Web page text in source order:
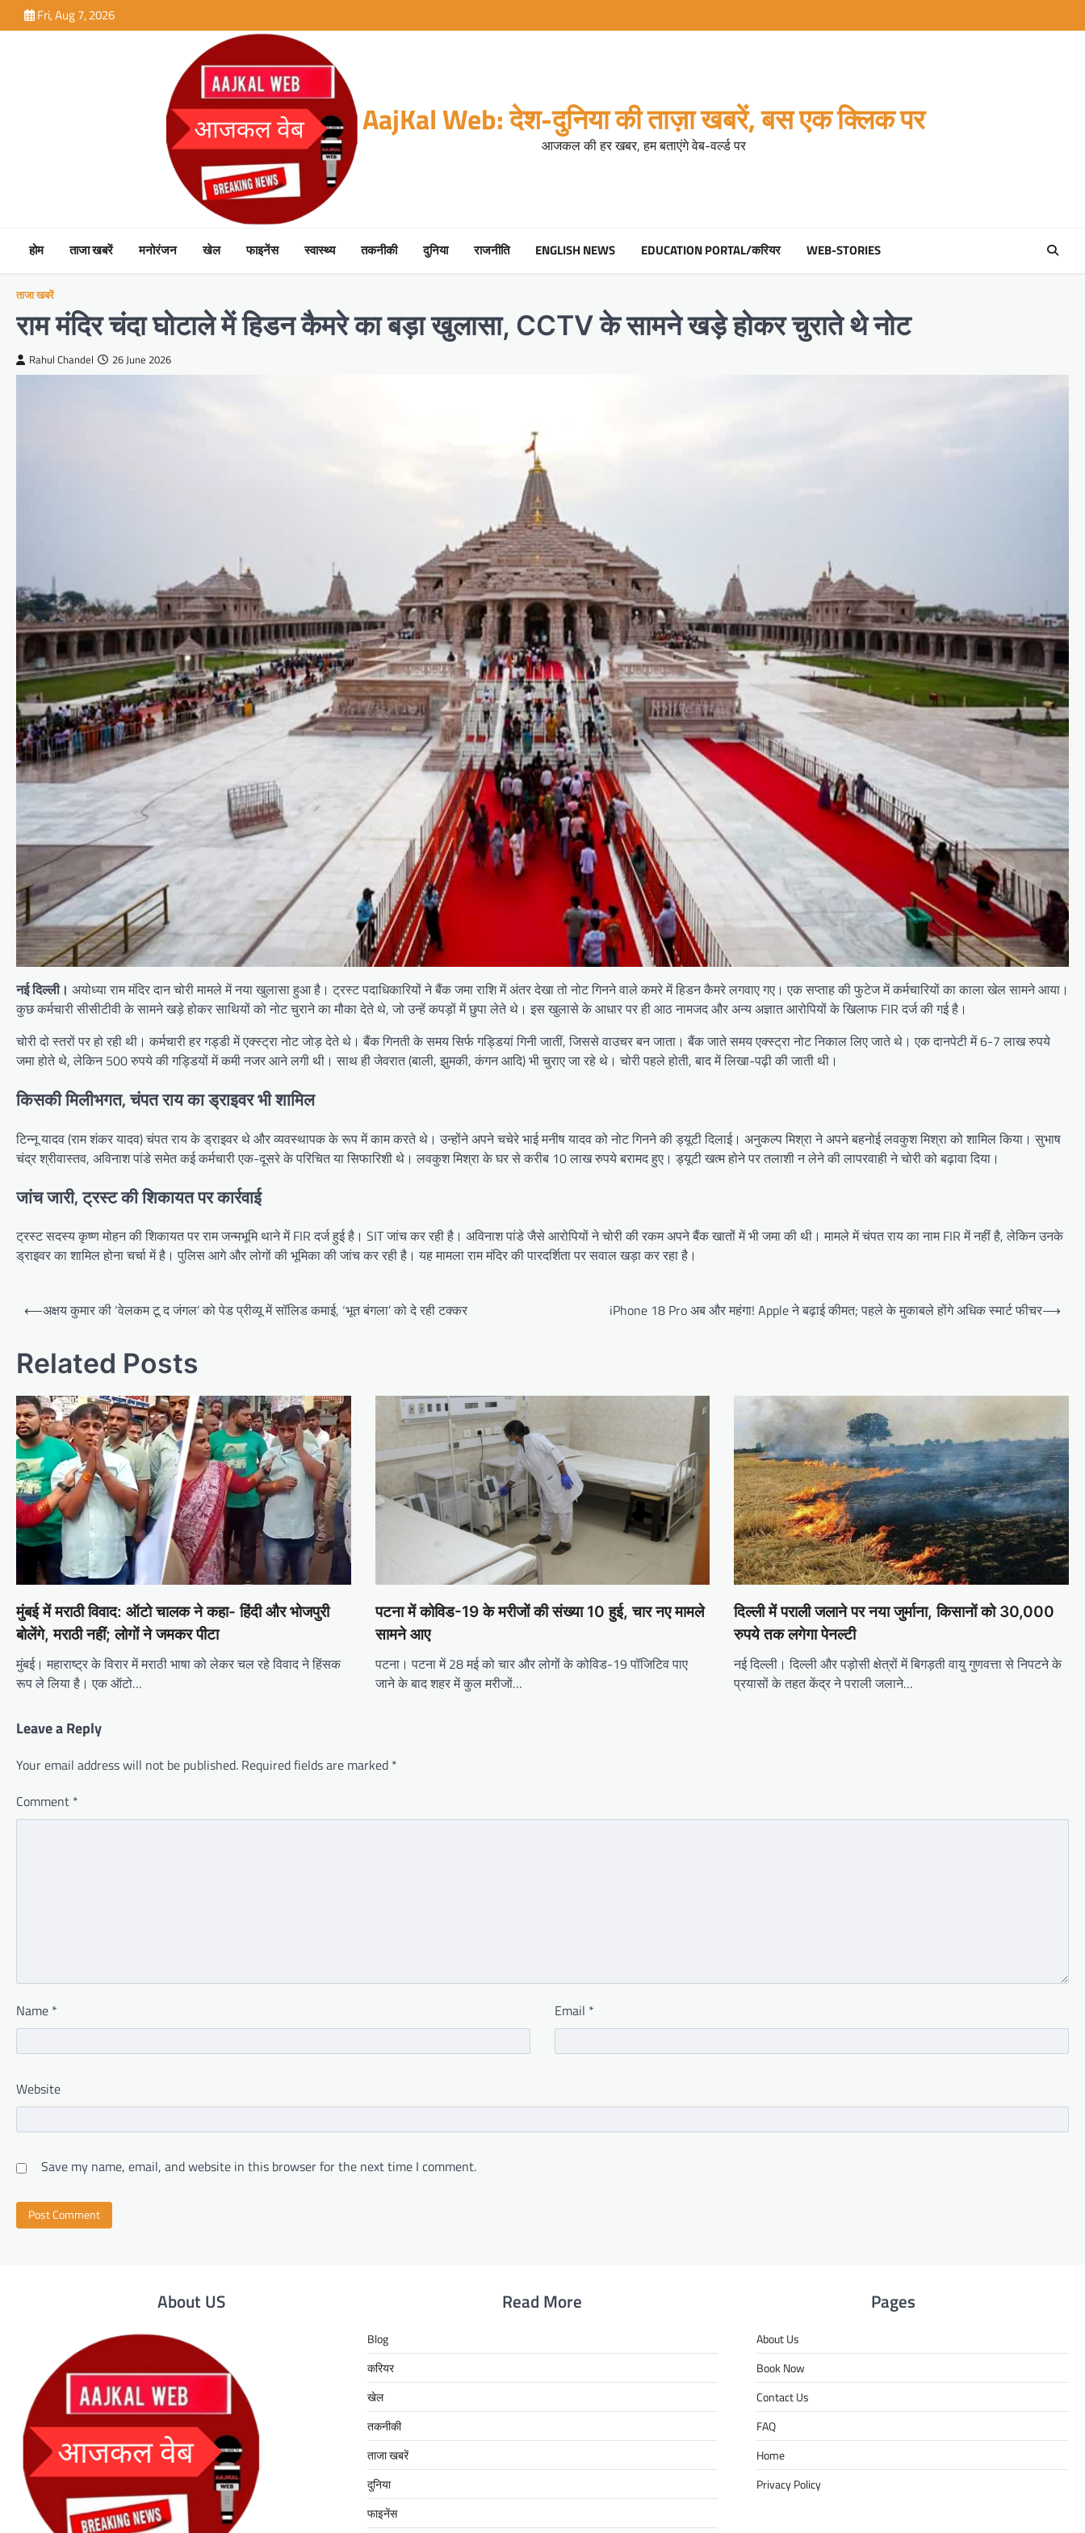
to
Fri, Aug 7, 2026
AajKal Web: देश-दुनिया की ताज़ा खबरें, बस एक क्लिक पर
आजकल की हर खबर, हम बताएंगे वेब-वर्ल्ड पर
होम ताजा खबरें मनोरंजन खेल फाइनेंस स्वास्थ्य तकनीकी दुनिया राजनीति ENGLISH NEWS EDUCATION PORTAL/करियर WEB-STORIES
ताजा खबरें
राम मंदिर चंदा घोटाले में हिडन कैमरे का बड़ा खुलासा, CCTV के सामने खड़े होकर चुराते थे नोट
Rahul Chandel 26 June 2026
नई दिल्ली। अयोध्या राम मंदिर दान चोरी मामले में नया खुलासा हुआ है। ट्रस्ट पदाधिकारियों ने बैंक जमा राशि में अंतर देखा तो नोट गिनने वाले कमरे में हिडन कैमरे लगवाए गए। एक सप्ताह की फुटेज में कर्मचारियों का काला खेल सामने आया।
कुछ कर्मचारी सीसीटीवी के सामने खड़े होकर साथियों को नोट चुराने का मौका देते थे, जो उन्हें कपड़ों में छुपा लेते थे। इस खुलासे के आधार पर ही आठ नामजद और अन्य अज्ञात आरोपियों के खिलाफ FIR दर्ज की गई है।
चोरी दो स्तरों पर हो रही थी। कर्मचारी हर गड्डी में एक्स्ट्रा नोट जोड़ देते थे। बैंक गिनती के समय सिर्फ गड्डियां गिनी जातीं, जिससे वाउचर बन जाता। बैंक जाते समय एक्स्ट्रा नोट निकाल लिए जाते थे। एक दानपेटी में 6-7 लाख रुपये
जमा होते थे, लेकिन 500 रुपये की गड्डियों में कमी नजर आने लगी थी। साथ ही जेवरात (बाली, झुमकी, कंगन आदि) भी चुराए जा रहे थे। चोरी पहले होती, बाद में लिखा-पढ़ी की जाती थी।
किसकी मिलीभगत, चंपत राय का ड्राइवर भी शामिल
टिन्नू यादव (राम शंकर यादव) चंपत राय के ड्राइवर थे और व्यवस्थापक के रूप में काम करते थे। उन्होंने अपने चचेरे भाई मनीष यादव को नोट गिनने की ड्यूटी दिलाई। अनुकल्प मिश्रा ने अपने बहनोई लवकुश मिश्रा को शामिल किया। सुभाष
चंद्र श्रीवास्तव, अविनाश पांडे समेत कई कर्मचारी एक-दूसरे के परिचित या सिफारिशी थे। लवकुश मिश्रा के घर से करीब 10 लाख रुपये बरामद हुए। ड्यूटी खत्म होने पर तलाशी न लेने की लापरवाही ने चोरी को बढ़ावा दिया।
जांच जारी, ट्रस्ट की शिकायत पर कार्रवाई
ट्रस्ट सदस्य कृष्ण मोहन की शिकायत पर राम जन्मभूमि थाने में FIR दर्ज हुई है। SIT जांच कर रही है। अविनाश पांडे जैसे आरोपियों ने चोरी की रकम अपने बैंक खातों में भी जमा की थी। मामले में चंपत राय का नाम FIR में नहीं है, लेकिन उनके
ड्राइवर का शामिल होना चर्चा में है। पुलिस आगे और लोगों की भूमिका की जांच कर रही है। यह मामला राम मंदिर की पारदर्शिता पर सवाल खड़ा कर रहा है।
Post
⟵अक्षय कुमार की ‘वेलकम टू द जंगल’ को पेड प्रीव्यू में सॉलिड कमाई, ‘भूत बंगला’ को दे रही टक्कर iPhone 18 Pro अब और महंगा! Apple ने बढ़ाई कीमत; पहले के मुकाबले होंगे अधिक स्मार्ट फीचर⟶
Related Posts
मुंबई में मराठी विवाद: ऑटो चालक ने कहा- हिंदी और भोजपुरी
बोलेंगे, मराठी नहीं; लोगों ने जमकर पीटा
मुंबई। महाराष्ट्र के विरार में मराठी भाषा को लेकर चल रहे विवाद ने हिंसक
रूप ले लिया है। एक ऑटो…
पटना में कोविड-19 के मरीजों की संख्या 10 हुई, चार नए मामले
सामने आए
पटना। पटना में 28 मई को चार और लोगों के कोविड-19 पॉजिटिव पाए
जाने के बाद शहर में कुल मरीजों…
दिल्ली में पराली जलाने पर नया जुर्माना, किसानों को 30,000
रुपये तक लगेगा पेनल्टी
नई दिल्ली। दिल्ली और पड़ोसी क्षेत्रों में बिगड़ती वायु गुणवत्ता से निपटने के
प्रयासों के तहत केंद्र ने पराली जलाने…
Leave a Reply
Your email address will not be published. Required fields are marked *
Comment *
Name * Email *
Website
Save my name, email, and website in this browser for the next time I comment.
About US Read More
Blog
करियर
खेल
तकनीकी
ताजा खबरें
दुनिया
फाइनेंस
Pages
About Us
Book Now
Contact Us
FAQ
Home
Privacy Policy